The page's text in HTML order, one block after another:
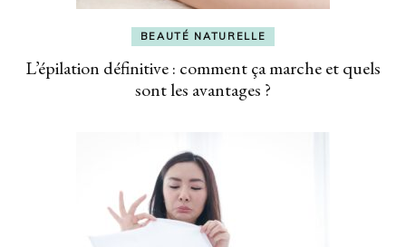
BEAUTÉ NATURELLE
L’épilation définitive : comment ça marche et quels
sont les avantages ?